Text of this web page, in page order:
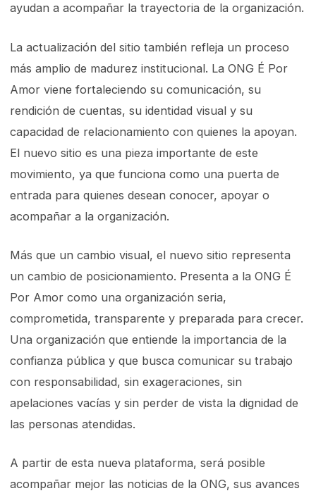
ayudan a acompañar la trayectoria de la organización.
La actualización del sitio también refleja un proceso
más amplio de madurez institucional. La ONG É Por
Amor viene fortaleciendo su comunicación, su
rendición de cuentas, su identidad visual y su
capacidad de relacionamiento con quienes la apoyan.
El nuevo sitio es una pieza importante de este
movimiento, ya que funciona como una puerta de
entrada para quienes desean conocer, apoyar o
acompañar a la organización.
Más que un cambio visual, el nuevo sitio representa
un cambio de posicionamiento. Presenta a la ONG É
Por Amor como una organización seria,
comprometida, transparente y preparada para crecer.
Una organización que entiende la importancia de la
confianza pública y que busca comunicar su trabajo
con responsabilidad, sin exageraciones, sin
apelaciones vacías y sin perder de vista la dignidad de
las personas atendidas.
A partir de esta nueva plataforma, será posible
acompañar mejor las noticias de la ONG, sus avances